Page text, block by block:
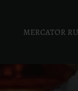
MERCATOR